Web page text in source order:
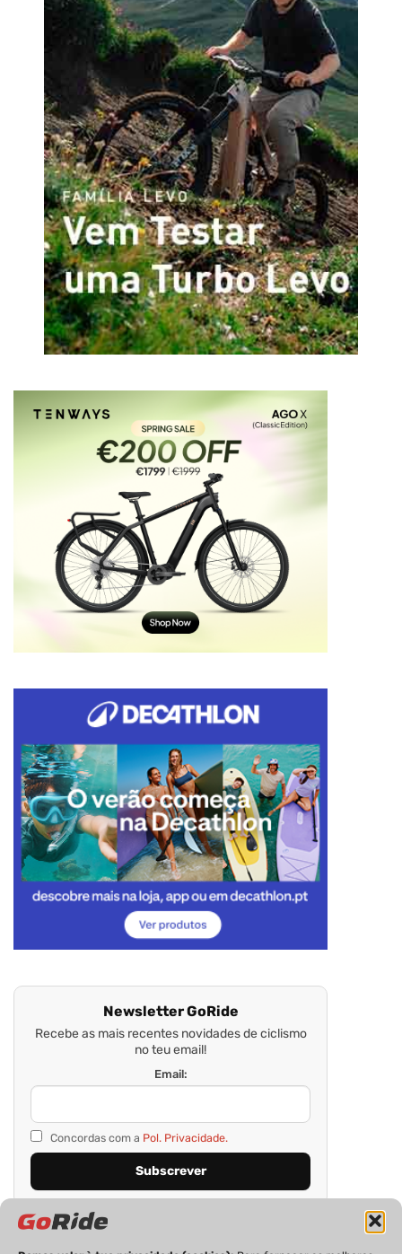
Newsletter GoRide
Recebe as mais recentes novidades de ciclismo
no teu email!
Email:
Concordas com a Pol. Privacidade.